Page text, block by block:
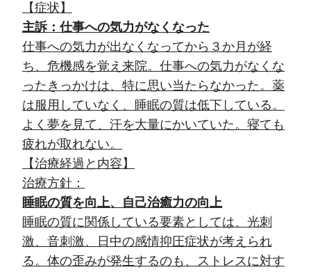
【症状】
主訴：仕事への気力がなくなった
仕事への気力が出なくなってから３か月が経
ち、危機感を覚え来院。仕事への気力がなくな
ったきっかけは、特に思い当たらなかった。薬
は服用していなく、睡眠の質は低下している。
よく夢を見て、汗を大量にかいていた。寝ても
疲れが取れない。
【治療経過と内容】
治療方針 ：
睡眠の質を向上、自己治癒力の向上
睡眠の質に関係している要素としては、光刺
激、音刺激、日中の感情抑圧症状が考えられ
る。体の歪みが発生するのも、ストレスに対す